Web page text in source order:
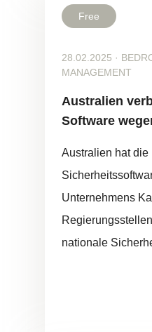
Free
28.02.2025 ·
MANAGEMENT
Australien
Software
Australien hat die
Unternehmens
nationale